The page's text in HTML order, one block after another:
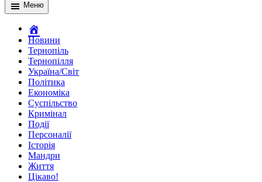
Меню
Новини
Тернопіль
Тернопілля
Україна/Світ
Політика
Економіка
Суспільство
Кримінал
Події
Персоналії
Історія
Мандри
Життя
Цікаво!